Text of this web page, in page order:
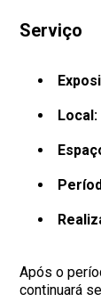
Serviço
Local:
Após o
continuará